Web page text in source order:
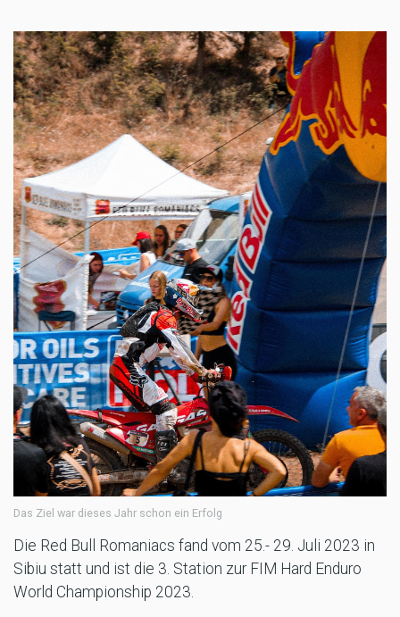
Das Ziel war dieses Jahr schon ein Erfolg
Die Red Bull Romaniacs fand vom 25.- 29. Juli 2023 in
Sibiu statt und ist die 3. Station zur FIM Hard Enduro
World Championship 2023.